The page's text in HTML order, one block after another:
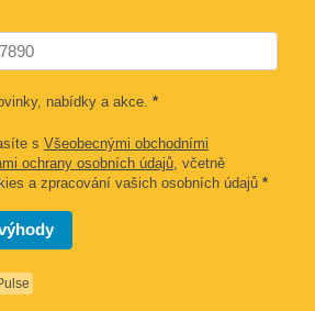
nabídky a akce. *
s Všeobecnými obchodními
ochrany osobních údajů, včetně
a zpracování vašich osobních údajů *